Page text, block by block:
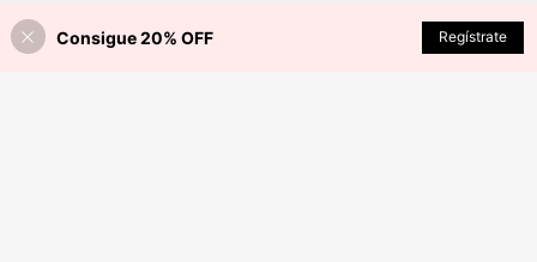
¡8% DE DESCUENTO! AÑADIR A LA BOLSA
Consigue 20% OFF Regístrate